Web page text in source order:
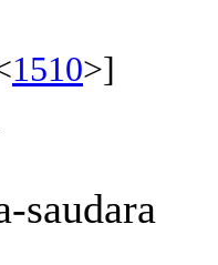
1510>]
saudara